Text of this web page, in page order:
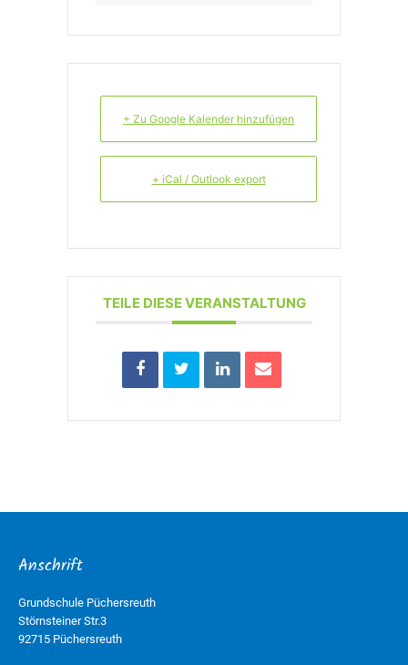
+ Zu Google Kalender hinzufügen
+ iCal / Outlook export
TEILE DIESE VERANSTALTUNG
Anschrift
Grundschule Püchersreuth
Störnsteiner Str.3
92715 Püchersreuth